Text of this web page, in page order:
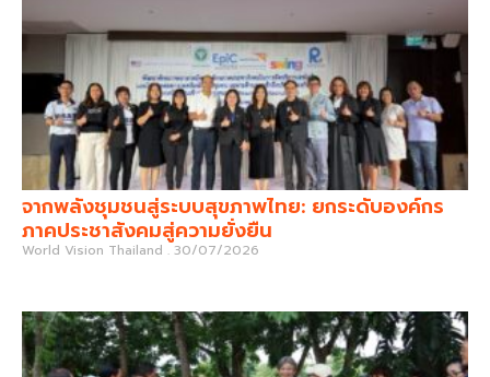
จากพลังชุมชนสู่ระบบสุขภาพไทย: ยกระดับองค์กร
ภาคประชาสังคมสู่ความยั่งยืน
World Vision Thailand 30/07/2026